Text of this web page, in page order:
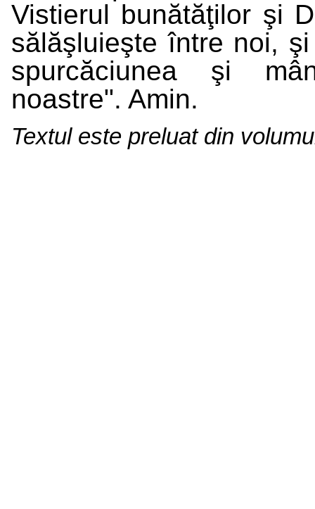
Vistierul bunătăţilor şi
sălăşluieşte între noi,
spurcăciunea şi
noastre". Amin.
Textul este preluat din